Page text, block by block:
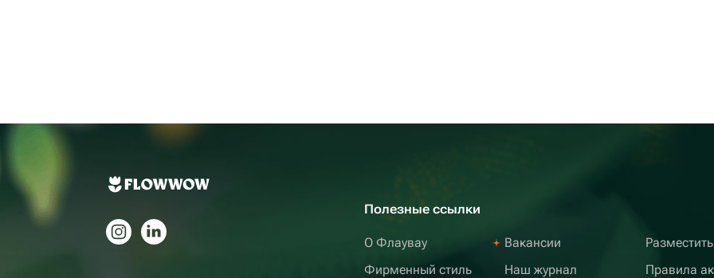
Полезные ссылки
О Флаувау
Фирменный стиль
Вакансии
Наш журнал
Правила